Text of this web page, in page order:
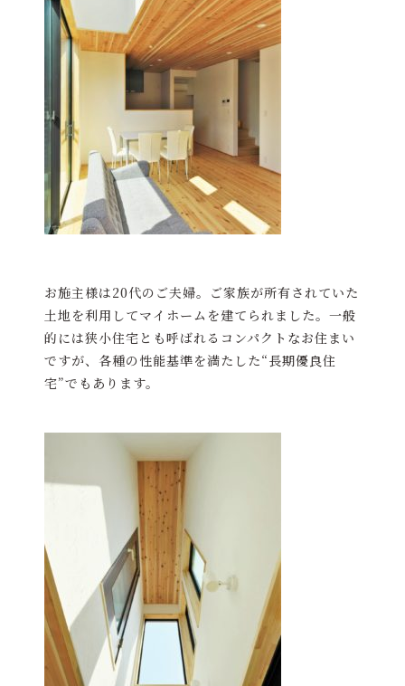
お施主様は20代のご夫婦。ご家族が所有されていた
土地を利用してマイホームを建てられました。一般
的には狭小住宅とも呼ばれるコンパクトなお住まい
ですが、各種の性能基準を満たした“長期優良住
宅”でもあります。